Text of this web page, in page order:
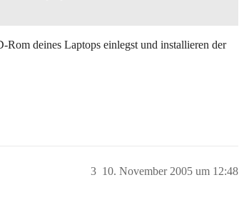
deines Laptops einlegst und installieren der
10. November 2005 um 12:48
3